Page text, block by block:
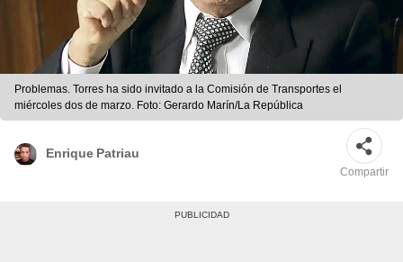
Problemas. Torres ha sido invitado a la Comisión de Transportes el
miércoles dos de marzo. Foto: Gerardo Marín/La República
Enrique Patriau
Compartir